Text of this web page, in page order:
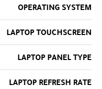
OPERATING SYSTEM
LAPTOP TOUCHSCREEN
LAPTOP PANEL TYPE
LAPTOP REFRESH RATE